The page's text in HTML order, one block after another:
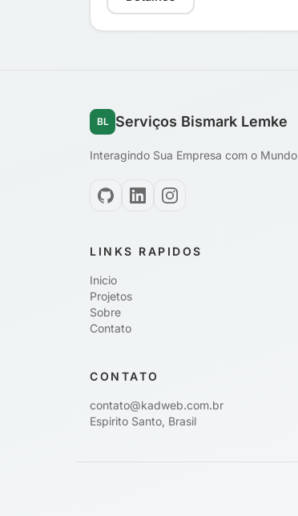
BL Serviços Bismark Lemke
Interagindo Sua Empresa com o Mundo
LINKS RAPIDOS
Inicio
Projetos
Sobre
Contato
CONTATO
contato@kadweb.com.br
Espirito Santo, Brasil